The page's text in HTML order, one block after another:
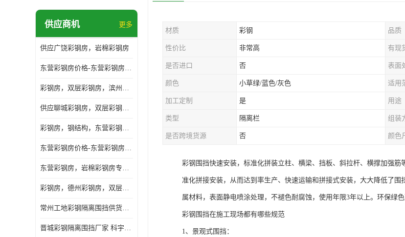
供应商机 更多
供应广饶彩钢房，岩棉彩钢房
东营彩钢房价格-东营彩钢房厂家-东营防火彩钢房
彩钢房，双层彩钢房，滨州彩钢房，雅致房，轻钢结构
供应聊城彩钢房，双层彩钢房，岩棉彩钢房，彩钢快装房
彩钢房，钢结构，东营彩钢房，双层彩钢房，施工围挡
东营彩钢房价格-东营彩钢房批发
东营彩钢房，岩棉彩钢房专业制作安装
彩钢房，德州彩钢房，双层彩钢房，岩棉彩钢房供应商
常州工地彩钢隔离围挡供货商 科宇钢构工程
晋城彩钢隔离围挡厂家 科宇钢构工程
材质 彩钢 品质
性价比 非常高 有现
是否进口 否 表面
颜色 小草绿/蓝色/灰色 适用
加工定制 是 用途
类型 隔离栏 组装
是否跨境货源 否 颜色
彩钢围挡快速安装，标准化拼装立柱、横梁、挡板、斜拉杆、横撑加强
准化拼接安装，从而达到率生产、快速运输和拼接式安装，大大降低了
属材料，表面静电喷涂处理，不褪色耐腐蚀，使用年限3年以上。环保绿
彩钢围挡在施工现场都有哪些规范
1、景观式围挡：